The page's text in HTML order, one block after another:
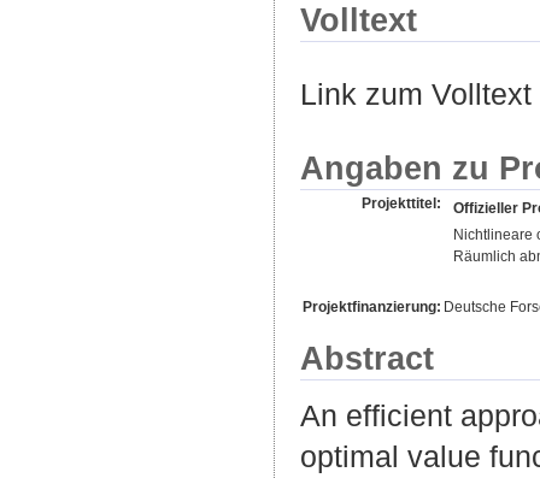
Volltext
Link zum
Angaben zu
Projekttitel:
Offizieller
Nichtlineare
Räumlich
Projektfinanzierung: Deutsche
Abstract
An efficient
optimal value